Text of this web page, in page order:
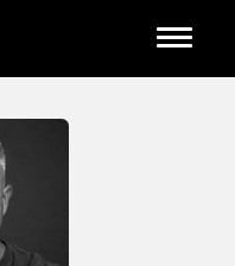
Toggle